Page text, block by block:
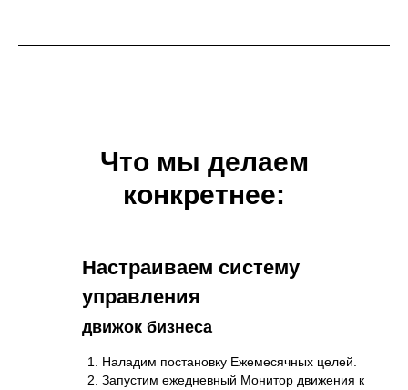
Что мы делаем
конкретнее:
Настраиваем систему
управления
движок бизнеса
Наладим постановку Ежемесячных целей.
Запустим ежедневный Монитор движения к